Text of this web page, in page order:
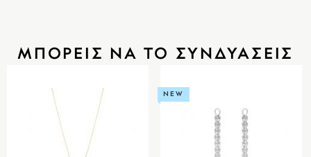
ΜΠΟΡΕΙΣ ΝΑ ΤΟ ΣΥΝΔΥΑΣΕΙΣ
NEW